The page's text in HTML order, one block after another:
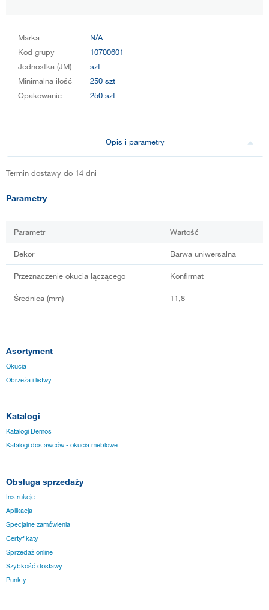
Marka
N/A
Kod grupy
10700601
Jednostka (JM)
szt
Minimalna ilość
250 szt
Opakowanie
250 szt
Opis i parametry
Termin dostawy do 14 dni
Parametry
Parametr Wartość
Dekor Barwa uniwersalna
Przeznaczenie okucia łączącego Konfirmat
Średnica (mm) 11,8
Asortyment
Okucia
Obrzeża i listwy
Katalogi
Katalogi Demos
Katalogi dostawców - okucia meblowe
Obsługa sprzedaży
Instrukcje
Aplikacja
Specjalne zamówienia
Certyfikaty
Sprzedaż online
Szybkość dostawy
Punkty